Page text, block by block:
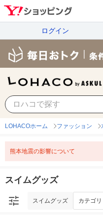
ログイン
スイムグッズ
LOHACOホーム ファッション
熊本地震の影響について
スイムグッズ
スイムグッズ カテゴリ